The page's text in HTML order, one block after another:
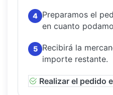
4 Preparamos el
en cuanto
5
Recibirá la
importe restante.
Realizar el pedido